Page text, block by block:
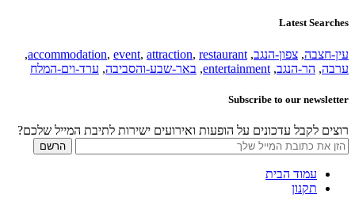
Latest Searches
עין-חצבה, צפון-הנגב,
accommodation, event, attraction, restaurant
,
ערבה, הר-הנגב,
entertainment
, באר-שבע-והסביבה, ערד-וים-המלח
Subscribe to our newsletter
רוצים לקבל עדכונים על הופעות ואירועים ישירות לתיבת המייל שלכם?
עמוד הבית
תקנון